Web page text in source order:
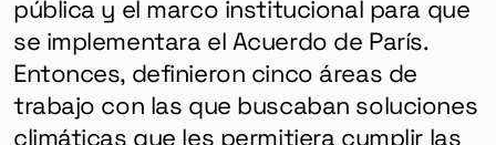
pública y el marco institucional para que
se implementara el Acuerdo de París.
Entonces, definieron cinco áreas de
trabajo con las que buscaban soluciones
climáticas que les permitiera cumplir las